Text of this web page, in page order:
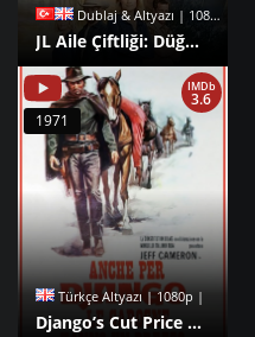
Dublaj & Altyazı | 1080p |
JL Aile Çiftliği: Düğün Hediyesi izle
Türkçe Altyazı | 1080p |
Django’s Cut Price Corpses izle
IMDb
3.6
1971